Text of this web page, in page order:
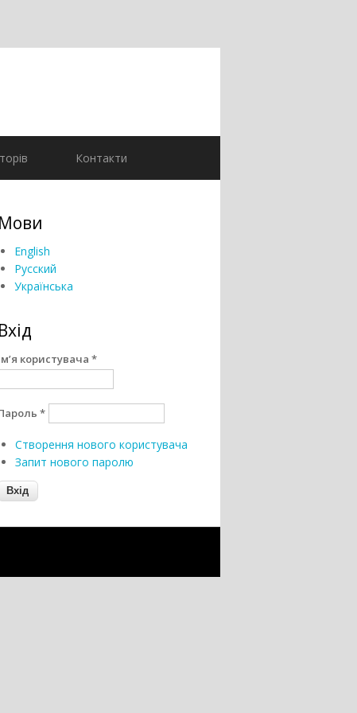
Контакти
Мови
English
Русский
Українська
Вхід
користувача *
*
Створення нового користувача
Запит нового паролю